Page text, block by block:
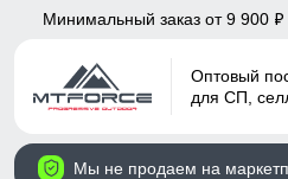
Минимальный заказ от 9 900 p
Оптовый
для СП,
Мы не продаем на